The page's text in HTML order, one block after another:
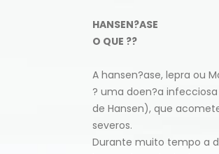
HANSEN?ASE
O QUE ??
A hansen?ase, lepra ou
? uma doen?a
de Hansen), que
severos.
Durante muito tempo a